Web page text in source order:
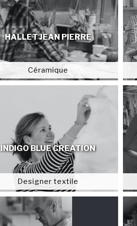
HALLET JEAN PIERRE
Céramique
INDIGO BLUE CREATION
Designer textile